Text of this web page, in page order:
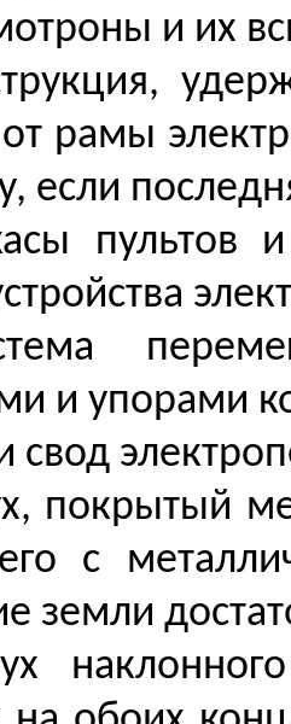
и их
рамы
если
пультов
и упорами
свод
покрытый
с
земли